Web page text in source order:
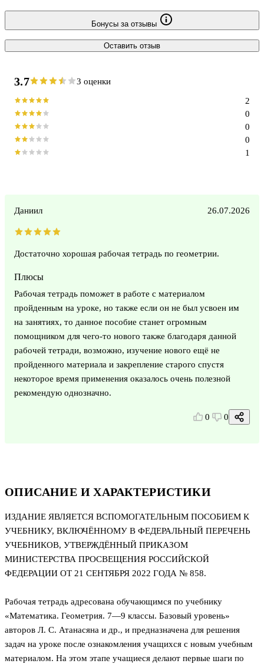
ОПИСАНИЕ И ХАРАКТЕРИСТИКИ
ИЗДАНИЕ ЯВЛЯЕТСЯ ВСПОМОГАТЕЛЬНЫМ ПОСОБИЕМ К
УЧЕБНИКУ, ВКЛЮЧЁННОМУ В ФЕДЕРАЛЬНЫЙ ПЕРЕЧЕНЬ
УЧЕБНИКОВ, УТВЕРЖДЁННЫЙ ПРИКАЗОМ
МИНИСТЕРСТВА ПРОСВЕЩЕНИЯ РОССИЙСКОЙ
ФЕДЕРАЦИИ ОТ 21 СЕНТЯБРЯ 2022 ГОДА № 858.
Рабочая тетрадь адресована обучающимся по учебнику
«Математика. Геометрия. 7—9 классы. Базовый уровень»
авторов Л. С. Атанасяна и др., и предназначена для решения
задач на уроке после ознакомления учащихся с новым учебным
материалом. На этом этапе учащиеся делают первые шаги по
Бонусы за отзывы
Оставить отзыв
3.7 3 оценки
1
0
0
0
2
Даниил 26.07.2026
Достаточно хорошая рабочая тетрадь по геометрии.
Плюсы
Рабочая тетрадь поможет в работе с материалом
пройденным на уроке, но также если он не был усвоен им
на занятиях, то данное пособие станет огромным
помощником для чего-то нового также благодаря данной
рабочей тетради, возможно, изучение нового ещё не
пройденного материала и закрепление старого спустя
некоторое время применения оказалось очень полезной
рекомендую однозначно.
0 0